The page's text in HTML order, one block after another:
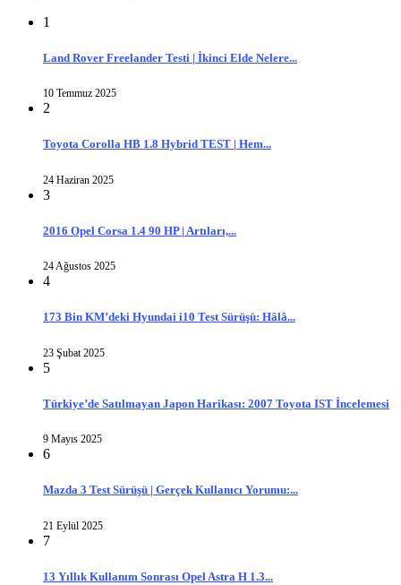
1
Land Rover Freelander Testi | İkinci Elde Nelere...
10 Temmuz 2025
2
Toyota Corolla HB 1.8 Hybrid TEST | Hem...
24 Haziran 2025
3
2016 Opel Corsa 1.4 90 HP | Artıları,...
24 Ağustos 2025
4
173 Bin KM’deki Hyundai i10 Test Sürüşü: Hâlâ...
23 Şubat 2025
5
Türkiye’de Satılmayan Japon Harikası: 2007 Toyota IST İncelemesi
9 Mayıs 2025
6
Mazda 3 Test Sürüşü | Gerçek Kullanıcı Yorumu:...
21 Eylül 2025
7
13 Yıllık Kullanım Sonrası Opel Astra H 1.3...